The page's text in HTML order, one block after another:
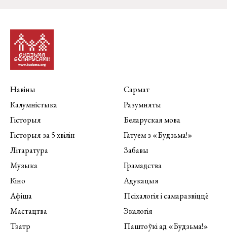
Навіны
Калумністыка
Гісторыя
Гісторыя за 5 хвілін
Літаратура
Музыка
Кіно
Афіша
Мастацтва
Тэатр
Сармат
Разумняты
Беларуская мова
Гатуем з «Будзьма!»
Забавы
Грамадства
Адукацыя
Псіхалогія і самаразвіццё
Экалогія
Паштоўкі ад «Будзьма!»